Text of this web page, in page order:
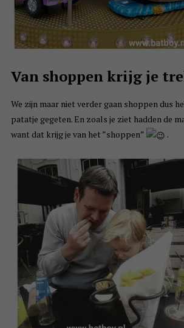
Van shoppen krijg je
We zijn maar niet verder gaan shoppen dus
patatje gegeten. En zoals je ziet hadden de
want dat krijg je van het ”shoppen”
.